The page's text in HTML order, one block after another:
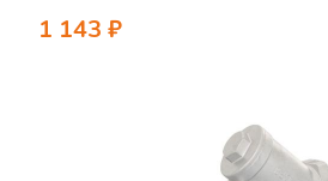
1 143 ₽